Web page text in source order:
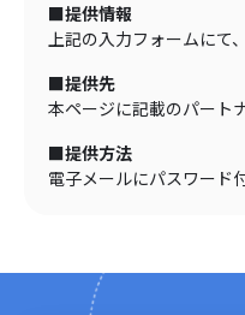
■提供情報
上記の入力フォームにて
■提供先
本ページに記載のパート
■提供方法
電子メールにパスワード